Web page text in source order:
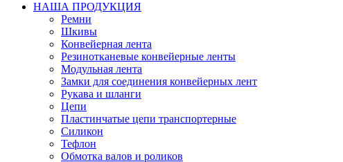
НАША ПРОДУКЦИЯ
Ремни
Шкивы
Конвейерная лента
Резинотканевые конвейерные ленты
Модульная лента
Замки для соединения конвейерных лент
Рукава и шланги
Цепи
Пластинчатые цепи транспортерные
Силикон
Тефлон
Обмотка валов и роликов